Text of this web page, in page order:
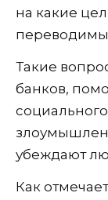
на какие
Такие
банков,
убеждают
Как